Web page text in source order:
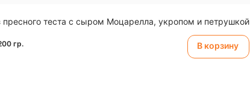
теста с сыром Моцарелла, укропом и петрушкой
гр. В корзину